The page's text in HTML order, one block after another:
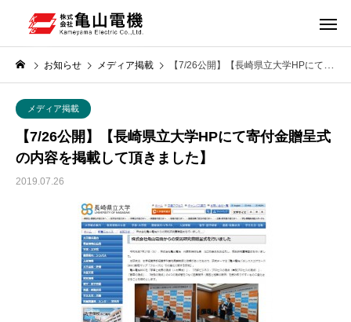
お知らせ メディア掲載 【7/26公開】【長崎県立大学HPにて寄付金贈呈式の内容を掲載して頂きました】
メディア掲載
【7/26公開】【長崎県立大学HPにて寄付金贈呈式
の内容を掲載して頂きました】
2019.07.26